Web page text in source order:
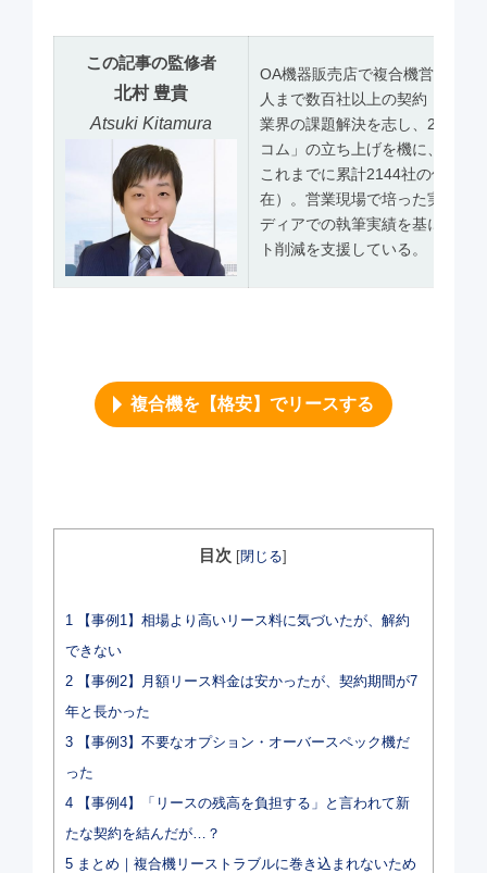
この記事の監修者
北村 豊貴
Atsuki Kitamura
OA機器販売店で複合機営業を担
人まで数百社以上の契約・導入
業界の課題解決を志し、2023年
コム」の立ち上げを機に、見積
これまでに累計2144社の価格診
在）。営業現場で培った実務ノ
ディアでの執筆実績を基に、透
ト削減を支援している。
複合機を【格安】でリースする
目次 [閉じる]
1
【事例1】相場より高いリース料に気づいたが、解約
できない
2【事例2】月額リース料金は安かったが、契約期間が7
年と長かった
3【事例3】不要なオプション・オーバースペック機だ
った
4【事例4】「リースの残高を負担する」と言われて新
たな契約を結んだが…？
5まとめ｜複合機リーストラブルに巻き込まれないため